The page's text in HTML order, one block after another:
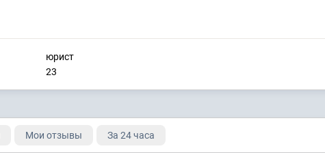
юрист
23
Мои отзывы За 24 часа